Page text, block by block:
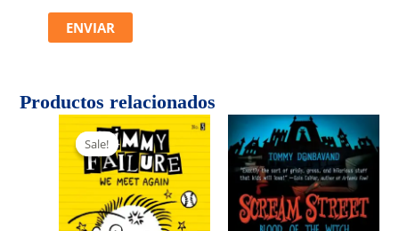
Productos relacionados
Sale!
Sale!